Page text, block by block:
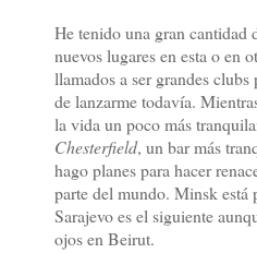
He tenido una gran cantidad
nuevos lugares en esta o en
llamados a ser grandes
de lanzarme todavía.
la vida un poco más
Chesterfield, un bar más
hago planes para hacer
parte del mundo. Minsk está
Sarajevo es el siguiente
ojos en Beirut.